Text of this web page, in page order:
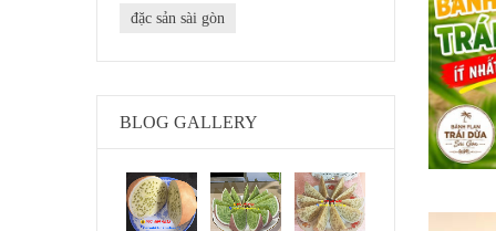
đặc sản sài gòn
BLOG GALLERY